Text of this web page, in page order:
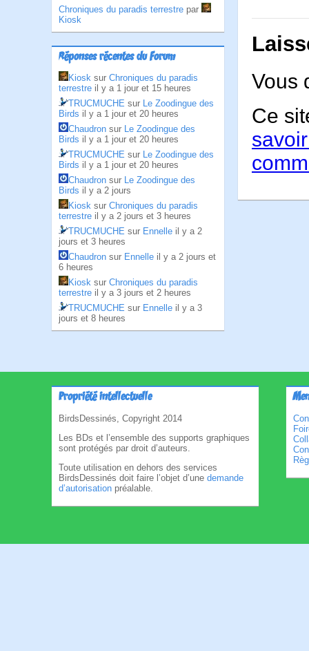
Chroniques du paradis terrestre par
Kiosk
Réponses récentes du Forum
Kiosk sur Chroniques du paradis
terrestre il y a 1 jour et 15 heures
TRUCMUCHE sur Le Zoodingue des
Birds il y a 1 jour et 20 heures
Chaudron sur Le Zoodingue des
Birds il y a 1 jour et 20 heures
TRUCMUCHE sur Le Zoodingue des
Birds il y a 1 jour et 20 heures
Chaudron sur Le Zoodingue des
Birds il y a 2 jours
Kiosk sur Chroniques du paradis
terrestre il y a 2 jours et 3 heures
TRUCMUCHE sur Ennelle il y a 2
jours et 3 heures
Chaudron sur Ennelle il y a 2 jours et
6 heures
Kiosk sur Chroniques du paradis
terrestre il y a 3 jours et 2 heures
TRUCMUCHE sur Ennelle il y a 3
jours et 8 heures
Vous
Ce
Propriété intellectuelle
BirdsDessinés, Copyright 2014
Les BDs et l’ensemble des supports graphiques
sont protégés par droit d’auteurs.
Toute utilisation en dehors des services
BirdsDessinés doit faire l’objet d’une demande
d’autorisation préalable.